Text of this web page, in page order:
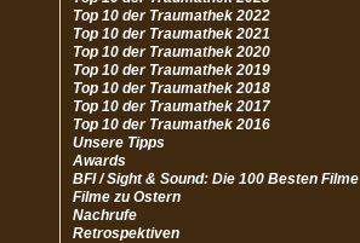
Top 10 der Traumathek 2022
Top 10 der Traumathek 2021
Top 10 der Traumathek 2020
Top 10 der Traumathek 2019
Top 10 der Traumathek 2018
Top 10 der Traumathek 2017
Top 10 der Traumathek 2016
Unsere Tipps
Awards
BFI / Sight & Sound: Die 100 Besten Filme
Filme zu Ostern
Nachrufe
Retrospektiven